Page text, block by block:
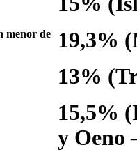
menor de
19,3%
13%
15,5%
y Oeno